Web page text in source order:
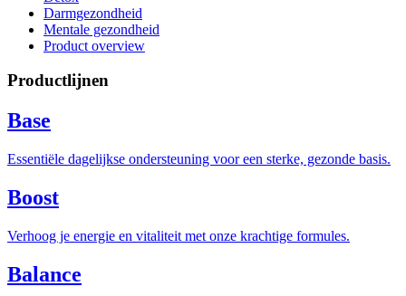
Darmgezondheid
Mentale gezondheid
Product overview
Productlijnen
Base
Essentiële dagelijkse ondersteuning voor een sterke, gezonde basis.
Boost
Verhoog je energie en vitaliteit met onze krachtige formules.
Balance